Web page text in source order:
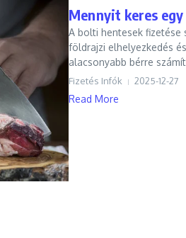
Mennyit keres
A bolti hentesek fizetése
földrajzi elhelyezkedés
alacsonyabb bérre
Fizetés Infók 2025-12-27
Read More